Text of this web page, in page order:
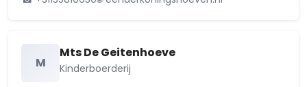
Campenhoef
M
Mts De Geitenhoeve
Kinderboerderij